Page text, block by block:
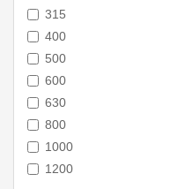
315
400
500
600
630
800
1000
1200